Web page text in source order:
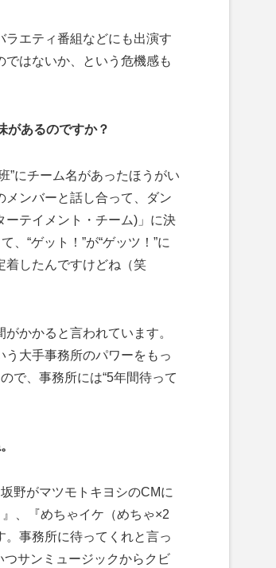
エティ番組などにも出演す
はないか、という危機感も
あるのですか？
”にチーム名があったほうがい
ンバーと話し合って、ダン
ーテイメント・チーム)」に決
、“ゲット！”が“ゲッツ！”に
着したんですけどね（笑
かかると言われています。
大手事務所のパワーをもっ
で、事務所には“5年間待って
野がマツモトキヨシのCMに
、『めちゃイケ（めちゃ×2
事務所に待ってくれと言っ
つサンミュージックからクビ